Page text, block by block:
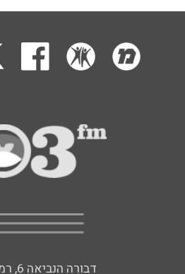
דבורה הנביאה 6, רמת השרון